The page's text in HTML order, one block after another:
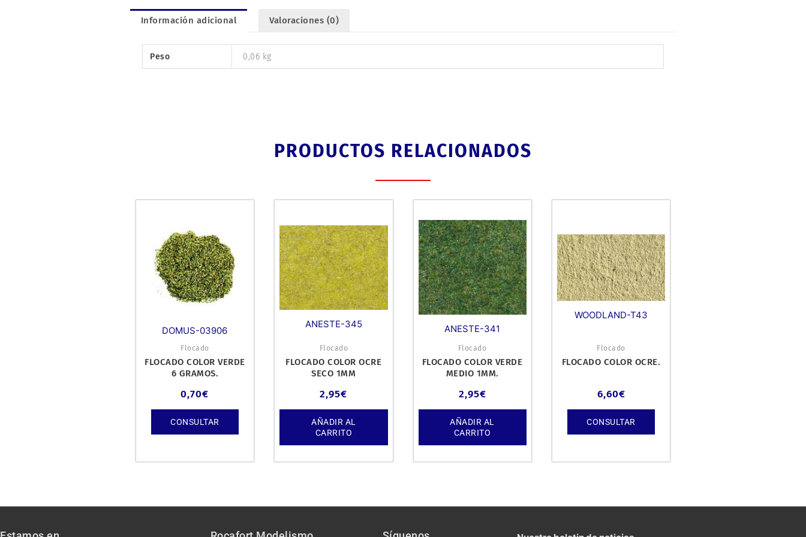
Información adicional Valoraciones (0)
Peso 0,06 kg
PRODUCTOS RELACIONADOS
DOMUS-03906
Flocado
FLOCADO COLOR VERDE
6 GRAMOS.
0,70€
CONSULTAR
ANESTE-345
Flocado
FLOCADO COLOR OCRE
SECO 1MM
2,95€
AÑADIR AL
CARRITO
ANESTE-341
Flocado
FLOCADO COLOR VERDE
MEDIO 1MM.
2,95€
AÑADIR AL
CARRITO
WOODLAND-T43
Flocado
FLOCADO COLOR OCRE.
6,60€
CONSULTAR